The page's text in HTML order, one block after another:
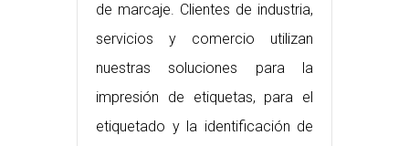
de marcaje. Clientes de industria,
servicios y comercio utilizan
nuestras soluciones para la
impresión de etiquetas, para el
etiquetado y la identificación de